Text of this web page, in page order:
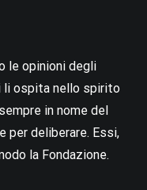
le opinioni degli
li ospita nello spirito
in nome del
per deliberare. Essi,
la Fondazione.